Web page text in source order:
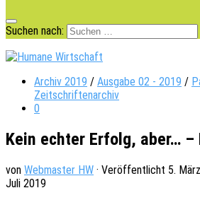
Suchen nach:
Archiv 2019 / Ausgabe 02 - 2019 /
Zeitschriftenarchiv
0
Kein echter Erfolg, aber… –
von Webmaster HW · Veröffentlicht 5.
Juli 2019